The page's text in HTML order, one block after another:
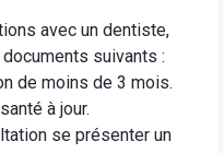
avec un dentiste,
suivants :
de moins de 3 mois.
à jour.
se présenter un